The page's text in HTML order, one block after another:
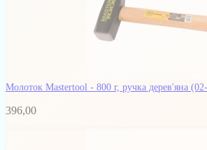
Молоток Mastertool - 800 г, ручка дерев'яна
396,00